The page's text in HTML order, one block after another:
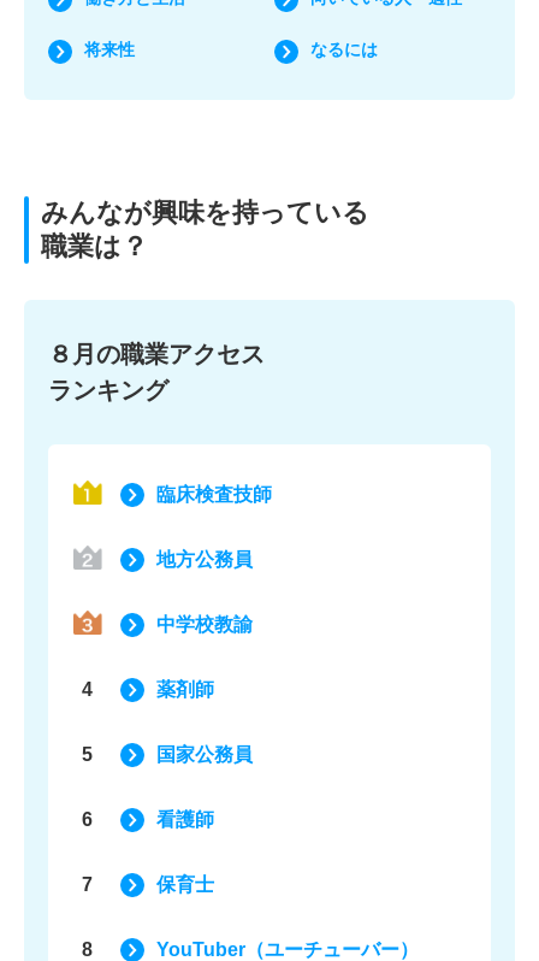
将来性 なるには
みんなが興味を持っている
職業は？
８月の職業アクセス
ランキング
臨床検査技師
地方公務員
中学校教諭
4 薬剤師
5 国家公務員
6 看護師
7 保育士
8 YouTuber（ユーチューバー）